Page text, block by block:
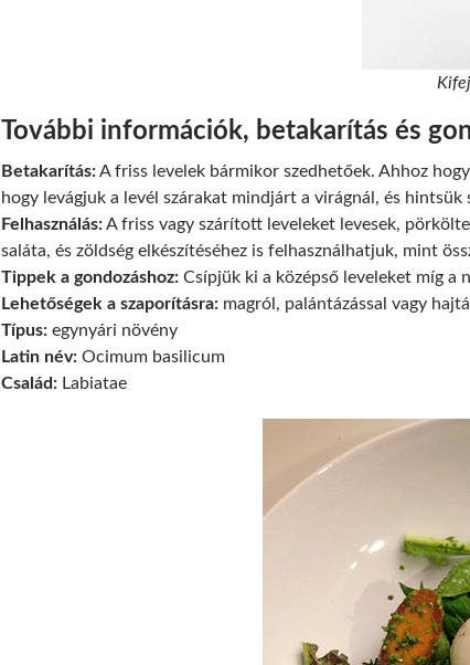
További információk, betakarítás és
Betakarítás:A friss levelek bármikor szedhetőek. Ahhoz
hogy levágjuk a levél szárakat mindjárt a virágnál, és
Felhasználás:A friss vagy szárított leveleket levesek,
saláta, és zöldség elkészítéséhez is felhasználhatjuk, mint
Tippek a gondozáshoz: Csípjük ki a középső leveleket míg a
Lehetőségek a szaporításra: magról, palántázással vagy
Típus: egynyári növény
Latin név: Ocimum basilicum
Család: Labiatae